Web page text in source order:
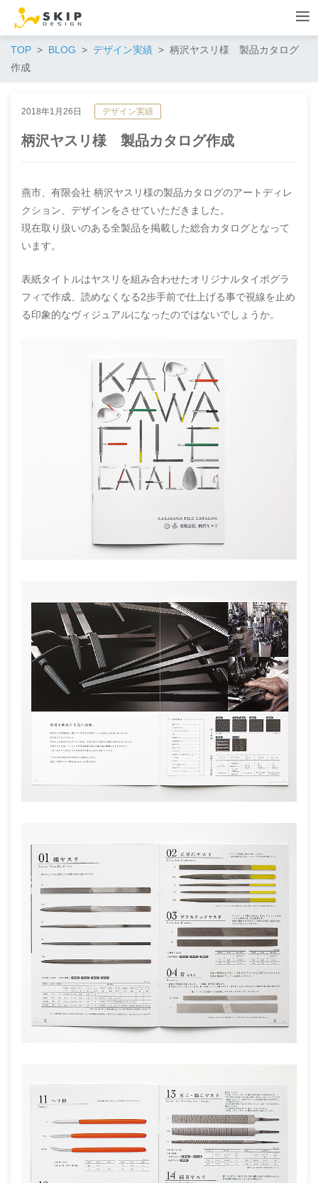
TOP BLOG デザイン実績
柄沢ヤスリ様 製品カタログ
作成
2018年1月26日 デザイン実績
柄沢ヤスリ様 製品カタログ作成
燕市、有限会社 柄沢ヤスリ様の製品カタログのアートディレ
クション、デザインをさせていただきました。
現在取り扱いのある全製品を掲載した総合カタログとなって
います。
表紙タイトルはヤスリを組み合わせたオリジナルタイポグラ
フィで作成、読めなくなる2歩手前で仕上げる事で視線を止め
る印象的なヴィジュアルになったのではないでしょうか。